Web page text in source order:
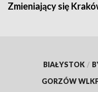
Zmieniający się
BIAŁYSTOK /
GORZÓW